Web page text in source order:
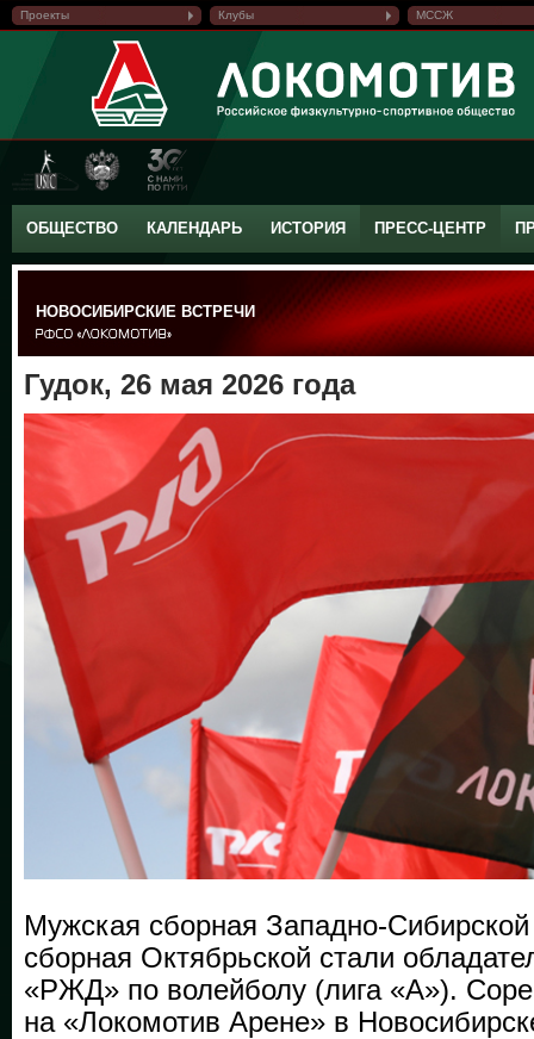
Проекты Клубы МССЖ
ОБЩЕСТВО КАЛЕНДАРЬ ИСТОРИЯ ПРЕСС-ЦЕНТР
НОВОСИБИРСКИЕ ВСТРЕЧИ
Гудок, 26 мая 2026 года
Мужская сборная Западно-
сборная Октябрьской стали
«РЖД» по волейболу (лига «А»).
на «Локомотив Арене» в